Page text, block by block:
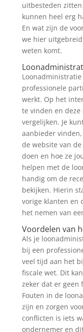
uitbesteden
kunnen heel erg
En wat zijn de
we hier
weten komt.
professionele
werkt. Op het
te vinden en
vergelijken. Je
aanbieder
de website van
doen en hoe ze
helpen met de
handig om de
bekijken. Hierin
vorige klanten en
het nemen van
Voordelen van
Als je
bij een
veel tijd aan het
fiscale wet. Dit
zeker dat er geen
Fouten in de
zijn en zorgen
conflicten is iets
ondernemer en